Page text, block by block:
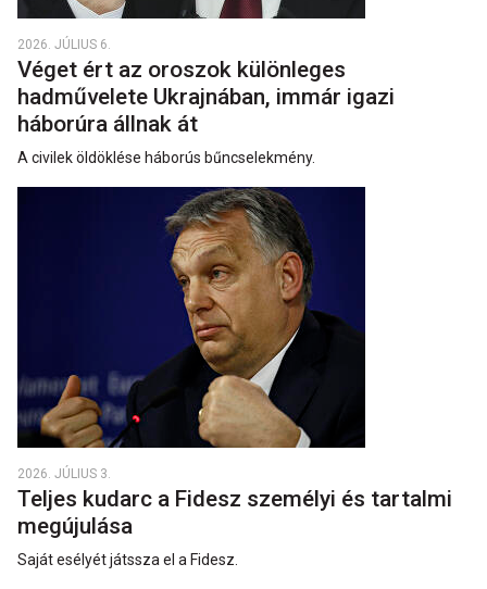
2026. JÚLIUS 6.
Véget ért az oroszok különleges
hadművelete Ukrajnában, immár igazi
háborúra állnak át
A civilek öldöklése háborús bűncselekmény.
2026. JÚLIUS 3.
Teljes kudarc a Fidesz személyi és tartalmi
megújulása
Saját esélyét játssza el a Fidesz.